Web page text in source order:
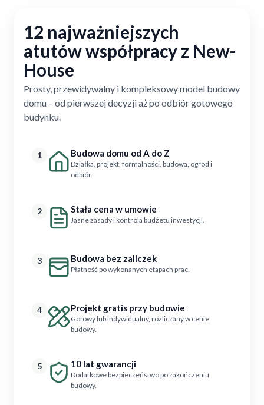
12 najważniejszych
atutów współpracy z New-
House
Prosty, przewidywalny i kompleksowy model budowy
domu – od pierwszej decyzji aż po odbiór gotowego
budynku.
1 Budowa domu od A do Z
Działka, projekt, formalności, budowa, ogród i
odbiór.
2 Stała cena w umowie
Jasne zasady i kontrola budżetu inwestycji.
3 Budowa bez zaliczek
Płatność po wykonanych etapach prac.
4 Projekt gratis przy budowie
Gotowy lub indywidualny, rozliczany w cenie
budowy.
5 10 lat gwarancji
Dodatkowe bezpieczeństwo po zakończeniu
budowy.